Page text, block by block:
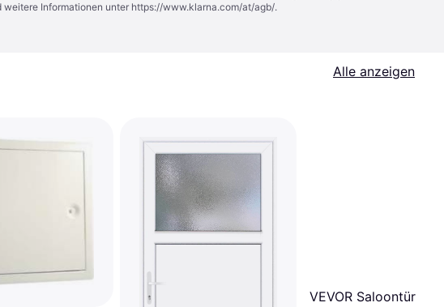
weitere Informationen unter https://www.klarna.com/at/agb/.
Alle anzeigen
VEVOR Saloontür